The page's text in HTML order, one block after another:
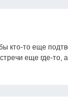
кто-то еще
еще где-